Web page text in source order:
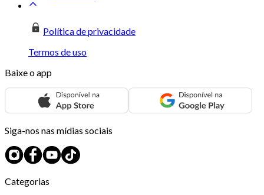
Política de privacidade
Termos de uso
Baixe o app
Siga-nos nas mídias sociais
Categorias